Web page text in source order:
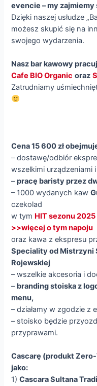
evencie – my
Dzięki naszej usłudze
możesz skupić się na
swojego wydarzenia.
Nasz bar kawowy
Cafe BIO Organic oraz
Zatrudniamy
Cena 15 600 zł
– dostawę/odbiór
wszelkimi urządzeniami
–pracę baristy przez
– 1000 wydanych kaw
czekolad
w tym HIT sezonu
>>więcej o tym napoju
oraz kawa z ekspresu
Speciality od Mistrzyni
Rojewskiej
– wszelkie akcesoria i
– branding stoiska z
menu,
– działamy w zgodzie z
– stoisko będzie
przyprawami.
Cascarę (produkt
jako:
1)Cascara Sultana